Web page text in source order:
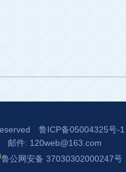
鲁ICP备05004325号-1
邮件: 120web@163.com
鲁公网安备 37030302000247号